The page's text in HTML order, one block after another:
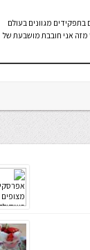
בתפקידים מגוונים בעולם
מזה אני חובבת מושבעת של